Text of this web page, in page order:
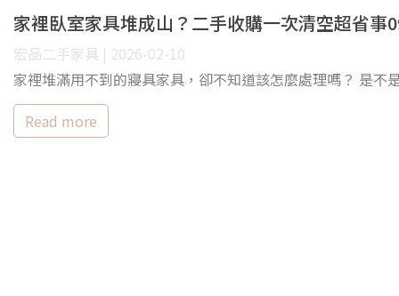
家裡臥室家具堆成山？二手收購一次清空超省事
宏品二手家具 | 2026-02-10
家裡堆滿用不到的寢具家具，卻不知道該怎麼處理嗎？ 是
Read more